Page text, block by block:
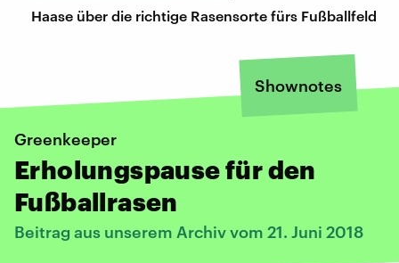
Haase über die richtige Rasensorte fürs Fußballfeld
Shownotes
Greenkeeper
Erholungspause für den
Fußballrasen
Beitrag aus unserem Archiv vom 21. Juni 2018